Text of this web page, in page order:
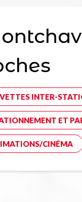
INTER-
ET
CINÉMA